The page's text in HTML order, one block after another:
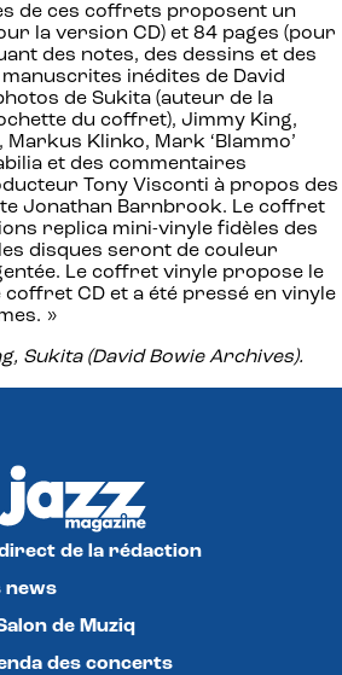
de ces coffrets proposent un
la version CD) et 84 pages (pour
des notes, des dessins et des
inédites de David
de Sukita (auteur de la
du coffret), Jimmy King,
Markus Klinko, Mark ‘Blammo’
et des commentaires
Tony Visconti à propos des
Jonathan Barnbrook. Le coffret
replica mini-vinyle fidèles des
disques seront de couleur
Le coffret vinyle propose le
coffret CD et a été pressé en vinyle
»
Sukita (David Bowie Archives).
direct de la rédaction
news
de Muziq
des concerts